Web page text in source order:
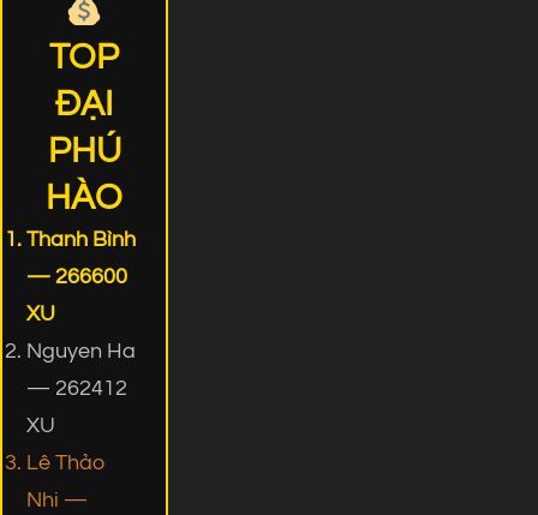
TOP
ĐẠI
PHÚ
HÀO
Thanh Bình
— 266600
XU
Nguyen Ha
— 262412
XU
Lê Thảo
Nhi —